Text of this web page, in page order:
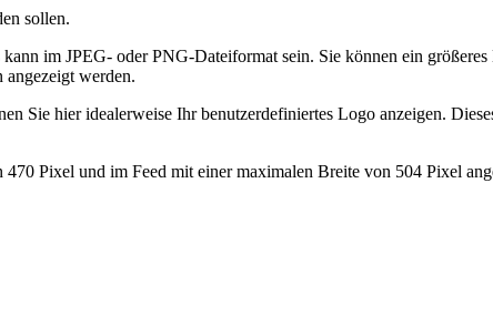
sollen.
im JPEG- oder PNG-Dateiformat sein. Sie können ein
angezeigt werden.
Sie hier idealerweise Ihr benutzerdefiniertes Logo anzeigen.
Pixel und im Feed mit einer maximalen Breite von 504 Pixel